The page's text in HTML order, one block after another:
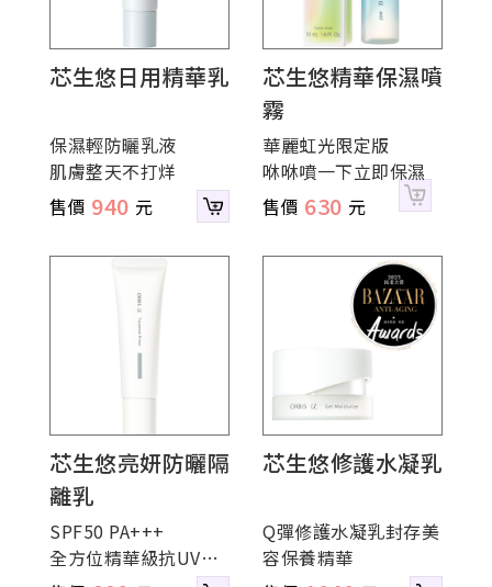
芯生悠日用精華乳
保濕輕防曬乳液
肌膚整天不打烊
940
芯生悠精華保濕噴
霧
華麗虹光限定版
咻咻噴一下立即保濕
630
芯生悠亮妍防曬隔
離乳
SPF50 PA+++
全方位精華級抗UV妝
芯生悠修護水凝乳
Q彈修護水凝乳封存美
容保養精華